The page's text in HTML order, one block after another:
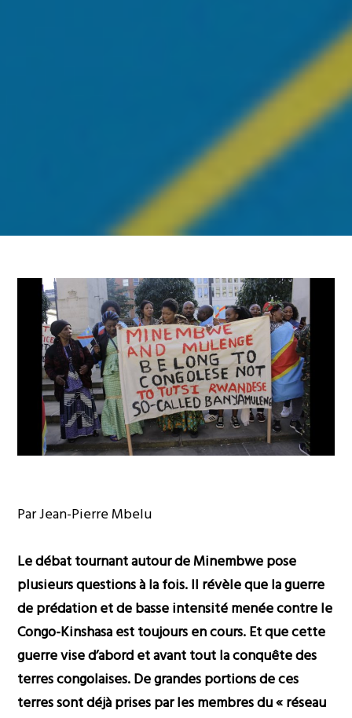
Par Jean-Pierre Mbelu
Le débat tournant autour de Minembwe pose
plusieurs questions à la fois. Il révèle que la guerre
de prédation et de basse intensité menée contre le
Congo-Kinshasa est toujours en cours. Et que cette
guerre vise d’abord et avant tout la conquête des
terres congolaises. De grandes portions de ces
terres sont déjà prises par les membres du « réseau